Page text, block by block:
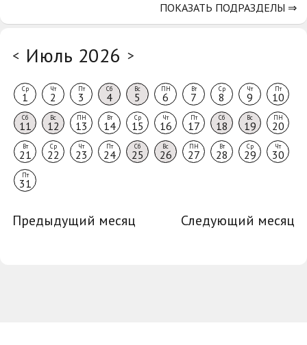
< Июль 2026 >
Ср
1
Чт
2
Пт
3
Сб
4
Вс
5
ПН
6
Вт
7
Ср
8
Чт
9
Пт
10
Сб
11
Вс
12
ПН
13
Вт
14
Ср
15
Чт
16
Пт
17
Сб
18
Вс
19
ПН
20
Вт
21
Ср
22
Чт
23
Пт
24
Сб
25
Вс
26
ПН
27
Вт
28
Ср
29
Чт
30
Пт
31
Предыдущий месяц Следующий месяц
ПОКАЗАТЬ ПОДРАЗДЕЛЫ ⇒